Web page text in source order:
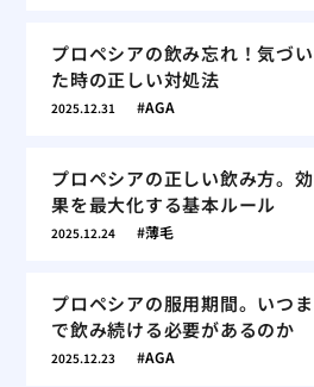
プロペシアの飲み忘れ！気づい
た時の正しい対処法
2025.12.31 AGA
プロペシアの正しい飲み方。効
果を最大化する基本ルール
2025.12.24 薄毛
プロペシアの服用期間。いつま
で飲み続ける必要があるのか
2025.12.23 AGA